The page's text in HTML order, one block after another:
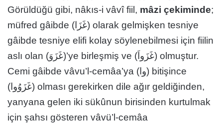
Görüldüğü gibi, nâkıs-i vâvî fiil, mâzi çekiminde;
müfred gâibde (غَزَا) olarak gelmişken tesniye
gâibde tesniye elifi kolay söylenebilmesi için fiilin
aslı olan (غَزَوَ)’ye birleşmiş ve (غَزَواَ) olmuştur.
Cemi gâibde vâvu’l-cemâa’ya (وا) bitişince
(غَزَوُوا) olması gerekirken dile ağır geldiğinden,
yanyana gelen iki sükûnun birisinden kurtulmak
için şahsı gösteren vâvü’l-cemâa